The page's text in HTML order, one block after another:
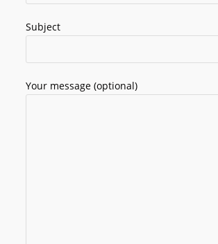
Subject
Your message (optional)